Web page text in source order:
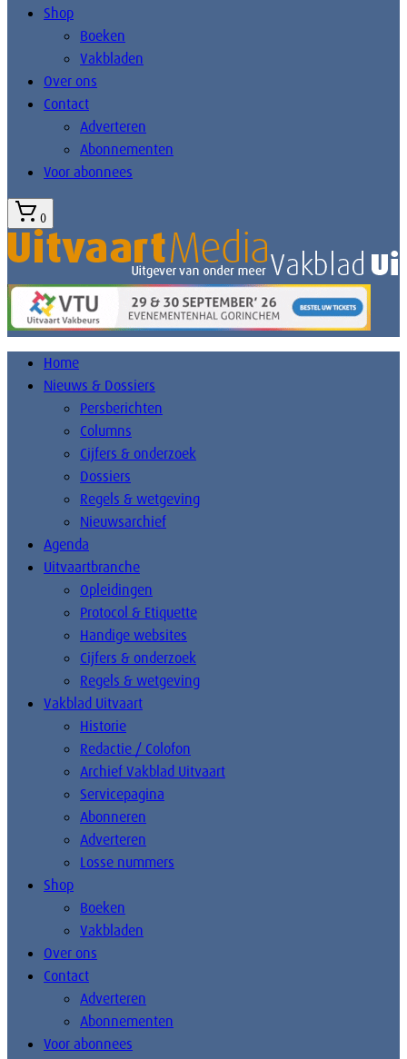
Shop
Boeken
Vakbladen
Over ons
Contact
Adverteren
Abonnementen
Voor abonnees
0
Home
Nieuws & Dossiers
Persberichten
Columns
Cijfers & onderzoek
Dossiers
Regels & wetgeving
Nieuwsarchief
Agenda
Uitvaartbranche
Opleidingen
Protocol & Etiquette
Handige websites
Cijfers & onderzoek
Regels & wetgeving
Vakblad Uitvaart
Historie
Redactie / Colofon
Archief Vakblad Uitvaart
Servicepagina
Abonneren
Adverteren
Losse nummers
Shop
Boeken
Vakbladen
Over ons
Contact
Adverteren
Abonnementen
Voor abonnees